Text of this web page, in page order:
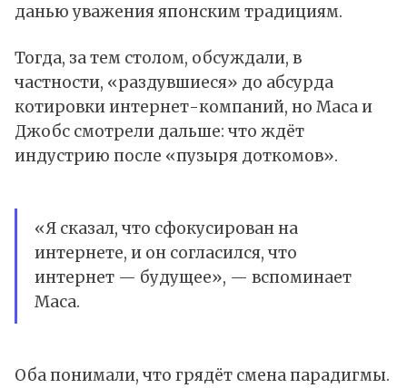
данью уважения японским традициям.
Тогда, за тем столом, обсуждали, в
частности, «раздувшиеся» до абсурда
котировки интернет-компаний, но Маса и
Джобс смотрели дальше: что ждёт
индустрию после «пузыря доткомов».
«Я сказал, что сфокусирован на
интернете, и он согласился, что
интернет — будущее», — вспоминает
Маса.
Оба понимали, что грядёт смена парадигмы.